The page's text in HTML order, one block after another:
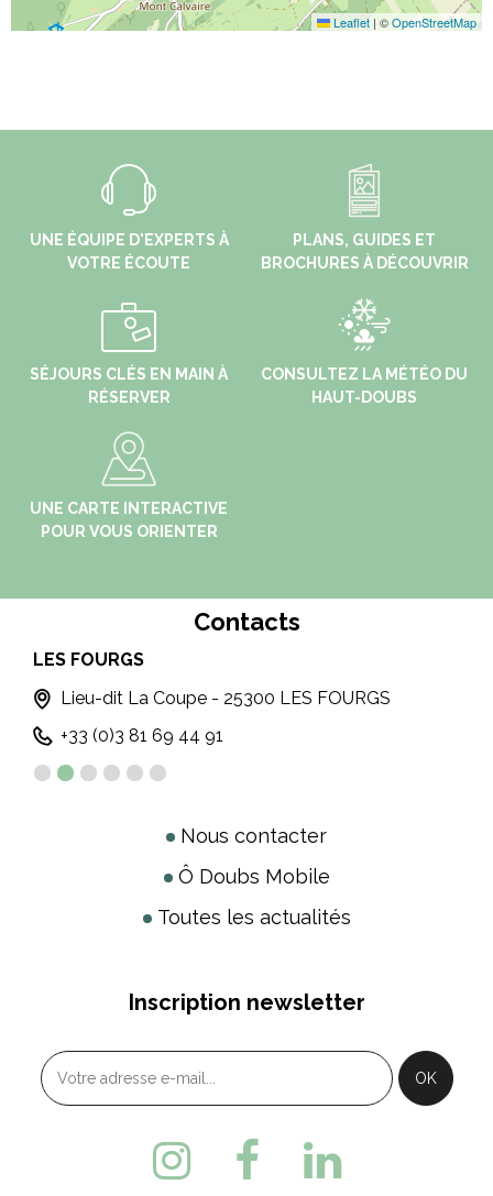
Leaflet | ©OpenStreetMap
UNE ÉQUIPE D'EXPERTS À
VOTRE ÉCOUTE
PLANS, GUIDES ET
BROCHURES À DÉCOUVRIR
SÉJOURS CLÉS EN MAIN À
RÉSERVER
CONSULTEZ LA MÉTÉO DU
HAUT-DOUBS
UNE CARTE INTERACTIVE
POUR VOUS ORIENTER
Contacts
LES FOURGS
Lieu-dit La Coupe - 25300 LES FOURGS
+33 (0)3 81 69 44 91
Nous contacter
Ô Doubs Mobile
Toutes les actualités
Inscription newsletter